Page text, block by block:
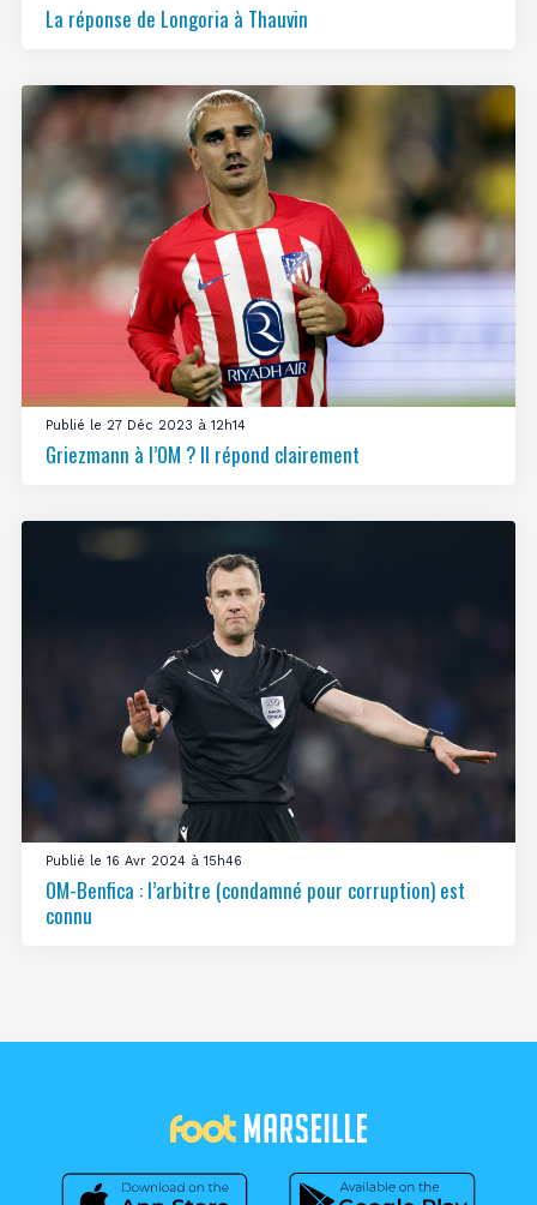
La réponse de Longoria à Thauvin
Publié le 27 Déc 2023 à 12h14
Griezmann à l’OM ? Il répond clairement
Publié le 16 Avr 2024 à 15h46
OM-Benfica : l’arbitre (condamné pour corruption) est
connu